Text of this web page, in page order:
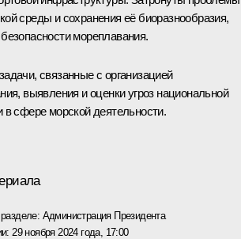
среды и сохранения её биоразнообразия,
мореплавания.
связанные с организацией
выявления и оценки угроз национальной
в сфере морской деятельности.
Администрация Президента
29 ноября 2024 года, 17:00